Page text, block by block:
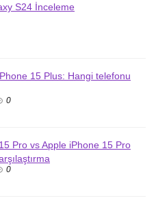
S24 İnceleme
15 Plus: Hangi telefonu
0
Pro vs Apple iPhone 15 Pro
0